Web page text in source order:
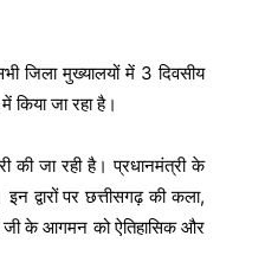
जिला मुख्यालयों में 3 दिवसीय
किया जा रहा है।
की जा रही है। प्रधानमंत्री के
द्वारों पर छत्तीसगढ़ की कला,
जी के आगमन को ऐतिहासिक और